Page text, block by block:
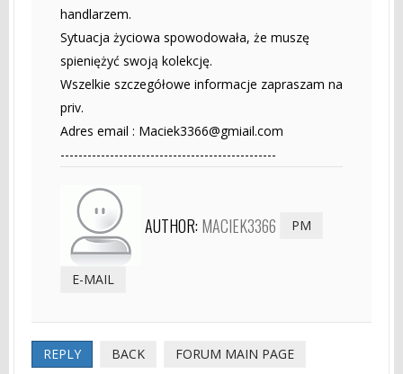
handlarzem.
Sytuacja życiowa spowodowała, że muszę
spieniężyć swoją kolekcję.
Wszelkie szczegółowe informacje zapraszam na
priv.
Adres email : Maciek3366@gmiail.com
------------------------------------------------
AUTHOR: MACIEK3366 PM
E-MAIL
REPLY BACK FORUM MAIN PAGE